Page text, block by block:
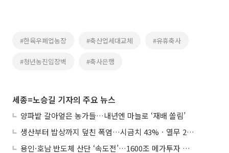
#한육우폐업농장 #축산업세대교체 #유휴축사
#청년농진입장벽 #축사은행
세종=노승길 기자의 주요 뉴스
양파밭 갈아엎은 농가들…내년엔 마늘로 ‘재배 쏠림’
생산부터 밥상까지 덮친 폭염…시금치 43%ㆍ열무 28% 급등
용인·호남 반도체 산단 ‘속도전’…1600조 메가투자 이행 총력